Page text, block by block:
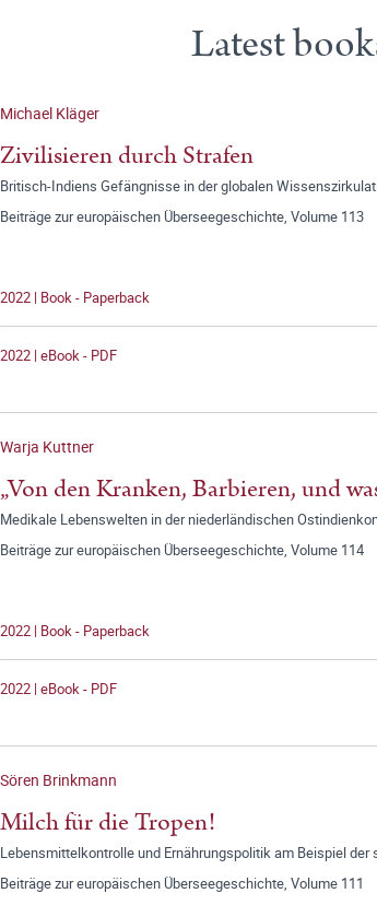
Latest
Michael Kläger
Zivilisieren durch Strafen
Britisch-Indiens Gefängnisse in der globalen
Beiträge zur europäischen Überseegeschichte, Volume 113
2022 | Book - Paperback
2022 | eBook - PDF
Warja Kuttner
„Von den Kranken, Barbieren, und
Medikale Lebenswelten in der niederländischen
Beiträge zur europäischen Überseegeschichte, Volume 114
2022 | Book - Paperback
2022 | eBook - PDF
Sören Brinkmann
Milch für die Tropen!
Lebensmittelkontrolle und Ernährungspolitik am Beispiel
Beiträge zur europäischen Überseegeschichte, Volume 111